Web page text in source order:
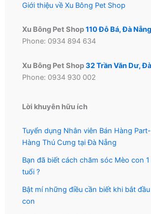
Giới thiệu về Xu Bông Pet Shop
Xu Bông Pet Shop110 Đỗ Bá, Đà Nẵng
Phone: 0934 894 634
Xu Bông Pet Shop32 Trần Văn Dư,
Phone: 0934 930 002
Lời khuyên hữu ích
Tuyển dụng Nhân viên Bán Hàng
Hàng Thú Cưng tại Đà Nẵng
Bạn đã biết cách chăm sóc Mèo con
tuổi ?
Bật mí những điều cần biết khi bắt
con